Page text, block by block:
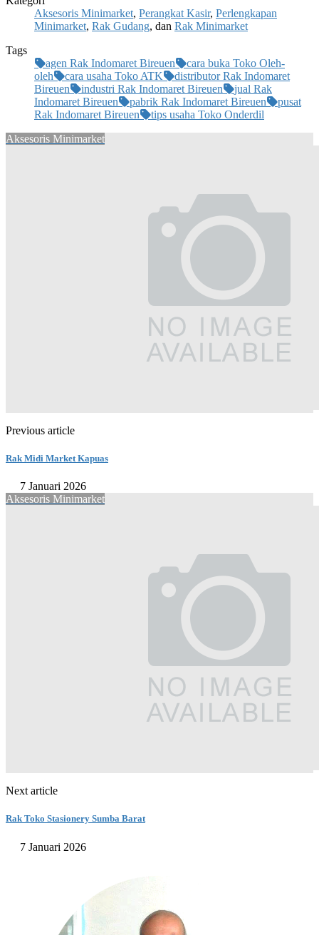
Aksesoris Minimarket, Perangkat Kasir, Perlengkapan
Minimarket, Rak Gudang, dan Rak Minimarket
Tags
agen Rak Indomaret Bireuen
cara buka Toko Oleh-
oleh
cara usaha Toko ATK
distributor Rak Indomaret
Bireuen
industri Rak Indomaret Bireuen
jual Rak
Indomaret Bireuen
pabrik Rak Indomaret Bireuen
pusat
Rak Indomaret Bireuen
tips usaha Toko Onderdil
Aksesoris Minimarket
Previous article
Rak Midi Market Kapuas
7 Januari 2026
Aksesoris Minimarket
Next article
Rak Toko Stasionery Sumba Barat
7 Januari 2026